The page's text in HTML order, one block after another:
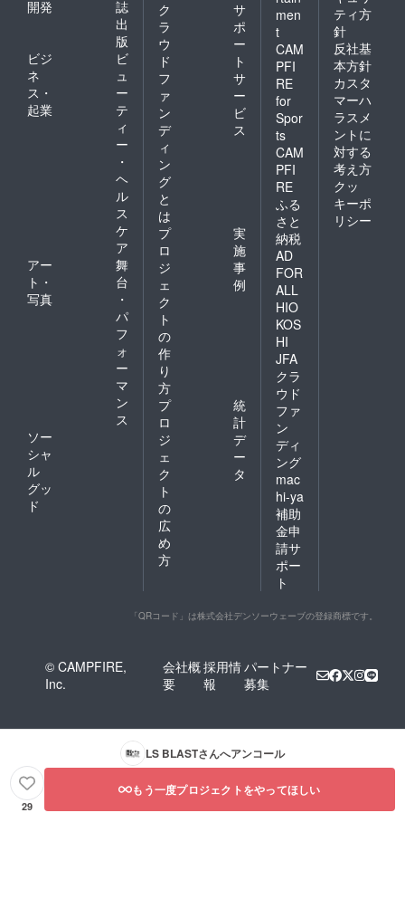
開発
誌
出
版
ビジ
ネ
ス・
起業
ビ
ュ
ー
テ
ィ
ー
・
ヘ
ル
ス
ケ
ア
アー
ト・
写真
舞
台
・
パ
フ
ォ
ー
マ
ン
ス
ソー
シャ
ル
グッ
ド
ク
ラ
ウ
ド
フ
ァ
ン
デ
ィ
ン
グ
と
は
サ
ポ
ー
ト
サ
ー
ビ
ス
プ
ロ
ジ
ェ
ク
ト
の
作
り
方
実
施
事
例
プ
ロ
ジ
ェ
ク
ト
の
広
め
方
統
計
デ
ー
タ
men
t
CAM
PFI
RE
for
Spor
ts
CAM
PFI
RE
ふる
さと
納税
AD
FOR
ALL
HIO
KOS
HI
JFA
クラ
ウド
ファ
ン
ディ
ング
mac
hi-ya
補助
金申
請サ
ポー
ト
ティ方
針
反社基
本方針
カスタ
マーハ
ラスメ
ントに
対する
考え方
クッ
キーポ
リシー
「QRコード」は株式会社デンソーウェーブの登録商標です。
© CAMPFIRE,
Inc.
会社概
要
採用情
報
パートナー
募集
LS BLASTさんへアンコール
29
もう一度プロジェクトをやってほしい